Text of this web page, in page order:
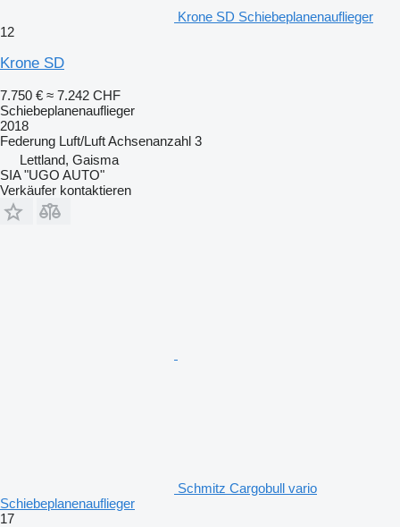
Krone SD Schiebeplanenauflieger
12
Krone SD
7.750 € ≈ 7.242 CHF
Schiebeplanenauflieger
2018
Federung Luft/LuftAchsenanzahl 3
Lettland, Gaisma
SIA "UGO AUTO"
Verkäufer kontaktieren
Schmitz Cargobull vario
Schiebeplanenauflieger
17